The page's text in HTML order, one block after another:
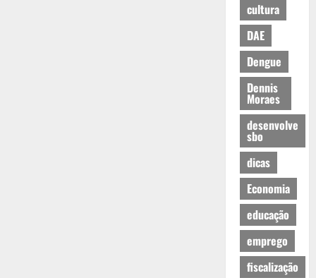
cultura
DAE
Dengue
Dennis
Moraes
desenvolve
sbo
dicas
Economia
educação
emprego
fiscalização